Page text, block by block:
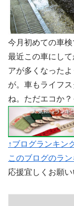
今月初めての車検
最近この車にし
アが多くなった
が。車もライフ
ね。ただエコか
↑ブログランキン
このブログのラン
応援宜しくお願い